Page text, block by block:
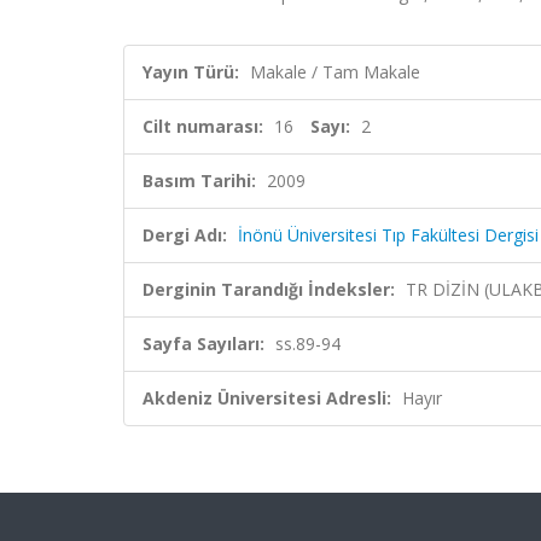
Yayın Türü: Makale / Tam Makale
Cilt numarası: 16 Sayı: 2
Basım Tarihi: 2009
Dergi Adı: İnönü Üniversitesi Tıp Fakültesi Dergisi
Derginin Tarandığı İndeksler: TR DİZİN
Sayfa Sayıları: ss.89-94
Akdeniz Üniversitesi Adresli: Hayır